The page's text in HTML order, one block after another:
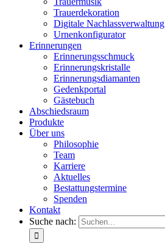
Trauerdekoration
Digitale Nachlassverwaltung
Urnenkonfigurator
Erinnerungen
Erinnerungsschmuck
Erinnerungskristalle
Erinnerungsdiamanten
Gedenkportal
Gästebuch
Abschiedsraum
Produkte
Über uns
Philosophie
Team
Karriere
Aktuelles
Bestattungstermine
Spenden
Kontakt
Suche nach: